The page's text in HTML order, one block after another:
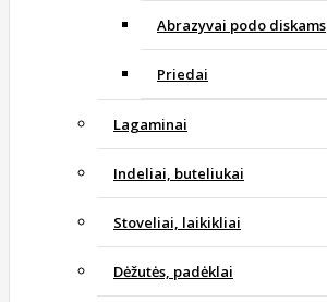
Abrazyvai podo diskams
Priedai
Lagaminai
Indeliai, buteliukai
Stoveliai, laikikliai
Dėžutės, padėklai